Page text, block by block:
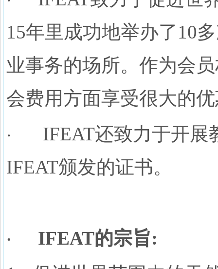
15年里成功地举办了10
业事务的场所。作为会
会费用方面享受很大的
·
IFEAT还致力于开
IFEAT颁发的证书。
· IFEAT的宗旨: